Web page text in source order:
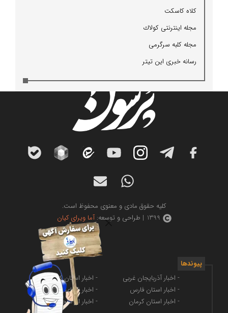
كلاه كاسكت
مجله اینترنتی كولاك
مجله كلبه سرگرمی
رسانه خبری این تیتر
کلیه حقوق مادی و معنوی محفوظ است.
1399 | طراحی و توسعه:
آما ویرای کیان
پیوندها
- اخبار آذربایجان غربی
- اخبار استان فارس
- اخبار استان کرمان
- اخبار استان کرمانشاه
- اخبار فضای مجازی
- اخبار ارز دیجیتال